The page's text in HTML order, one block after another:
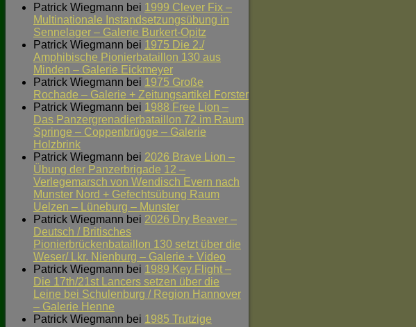
Patrick Wiegmann bei 1999 Clever Fix –
Multinationale Instandsetzungsübung in
Sennelager – Galerie Burkert-Opitz
Patrick Wiegmann bei 1975 Die 2./
Amphibische Pionierbataillon 130 aus
Minden – Galerie Eickmeyer
Patrick Wiegmann bei 1975 Große
Rochade – Galerie + Zeitungsartikel Forster
Patrick Wiegmann bei 1988 Free Lion –
Das Panzergrenadierbataillon 72 im Raum
Springe – Coppenbrügge – Galerie
Holzbrink
Patrick Wiegmann bei 2026 Brave Lion –
Übung der Panzerbrigade 12 –
Verlegemarsch von Wendisch Evern nach
Munster Nord + Gefechtsübung Raum
Uelzen – Lüneburg – Munster
Patrick Wiegmann bei 2026 Dry Beaver –
Deutsch / Britisches
Pionierbrückenbataillon 130 setzt über die
Weser/ Lkr. Nienburg – Galerie + Video
Patrick Wiegmann bei 1989 Key Flight –
Die 17th/21st Lancers setzen über die
Leine bei Schulenburg / Region Hannover
– Galerie Henne
Patrick Wiegmann bei 1985 Trutzige